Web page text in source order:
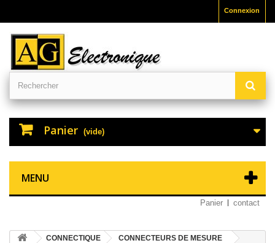
Connexion
Panier (vide)
MENU
Panier contact
CONNECTIQUE
CONNECTEURS DE MESURE